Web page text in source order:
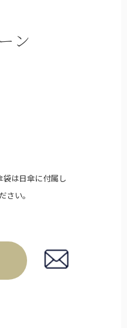
ルン
は日傘に付属し
い。